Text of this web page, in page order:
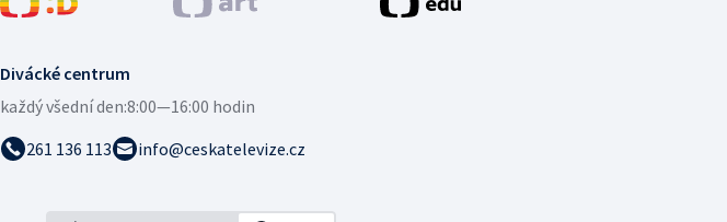
Divácké centrum
každý všední den:8:00—16:00 hodin
261 136 113
info@ceskatelevize.cz